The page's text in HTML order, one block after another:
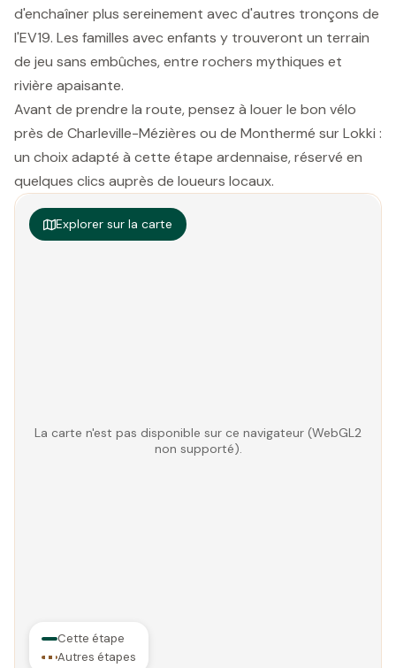
d'enchaîner plus sereinement avec d'autres tronçons de
l'EV19. Les familles avec enfants y trouveront un terrain
de jeu sans embûches, entre rochers mythiques et
rivière apaisante.
Avant de prendre la route, pensez à louer le bon vélo
près de Charleville-Mézières ou de Monthermé sur Lokki :
un choix adapté à cette étape ardennaise, réservé en
quelques clics auprès de loueurs locaux.
La carte n'est pas disponible sur ce navigateur (WebGL2
non supporté).
Explorer sur la carte
Cette étape
Autres étapes